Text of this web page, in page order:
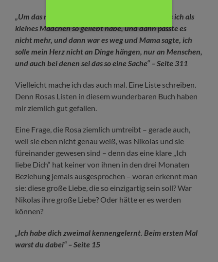
„Um das rote Kleid mit den weißen Kringeln, das ich als
kleines Mädchen so geliebt habe, und dann passte es
nicht mehr, und dann war es weg und Mama sagte, ich
solle mein Herz nicht an Dinge hängen, nur an Menschen,
und auch bei denen sei das so eine Sache“ – Seite 311
Vielleicht mache ich das auch mal. Eine Liste schreiben.
Denn Rosas Listen in diesem wunderbaren Buch haben
mir ziemlich gut gefallen.
Eine Frage, die Rosa ziemlich umtreibt – gerade auch,
weil sie eben nicht genau weiß, was Nikolas und sie
füreinander gewesen sind – denn das eine klare „Ich
liebe Dich“ hat keiner von ihnen in den drei Monaten
Beziehung jemals ausgesprochen – woran erkennt man
sie: diese große Liebe, die so einzigartig sein soll? War
Nikolas ihre große Liebe? Oder hätte er es werden
können?
„Ich habe dich zweimal kennengelernt. Beim ersten Mal
warst du dabei“ – Seite 15